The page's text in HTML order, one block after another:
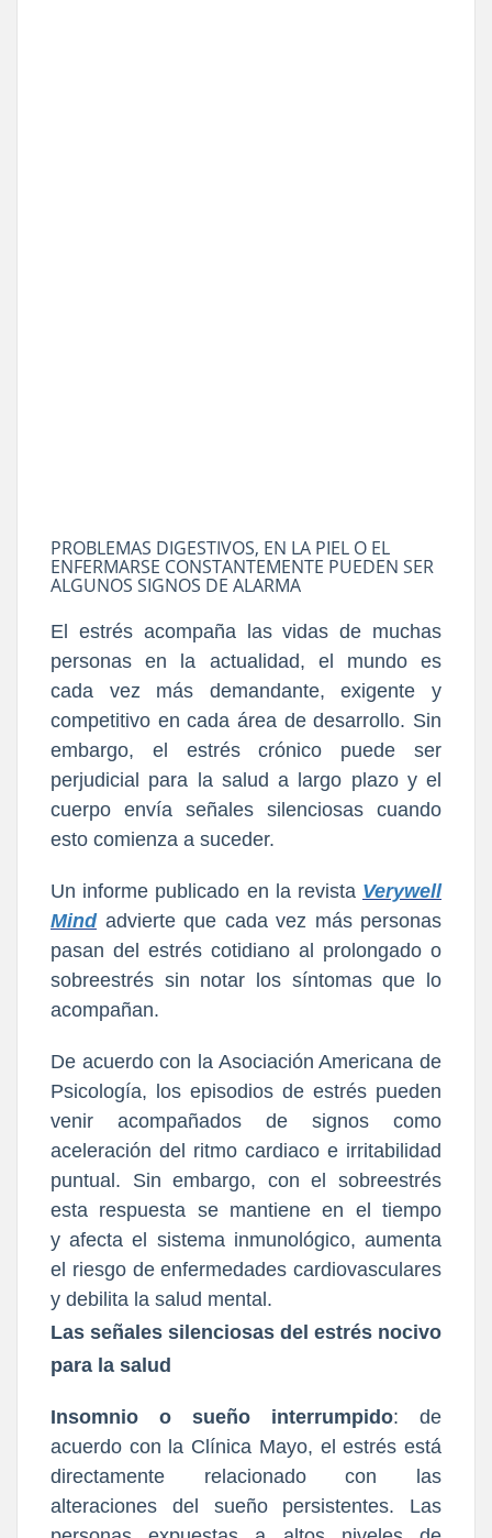
PROBLEMAS DIGESTIVOS, EN LA PIEL O EL
ENFERMARSE CONSTANTEMENTE PUEDEN SER
ALGUNOS SIGNOS DE ALARMA
El estrés acompaña las vidas de muchas
personas en la actualidad, el mundo es
cada vez más demandante, exigente y
competitivo en cada área de desarrollo. Sin
embargo, el estrés crónico puede ser
perjudicial para la salud a largo plazo y el
cuerpo envía señales silenciosas cuando
esto comienza a suceder.
Un informe publicado en la revista Verywell
Mind advierte que cada vez más personas
pasan del estrés cotidiano al prolongado o
sobreestrés sin notar los síntomas que lo
acompañan.
De acuerdo con la Asociación Americana de
Psicología, los episodios de estrés pueden
venir acompañados de signos como
aceleración del ritmo cardiaco e irritabilidad
puntual. Sin embargo, con el sobreestrés
esta respuesta se mantiene en el tiempo
y afecta el sistema inmunológico, aumenta
el riesgo de enfermedades cardiovasculares
y debilita la salud mental.
Las señales silenciosas del estrés nocivo
para la salud
Insomnio o sueño interrumpido: de
acuerdo con la Clínica Mayo, el estrés está
directamente relacionado con las
alteraciones del sueño persistentes. Las